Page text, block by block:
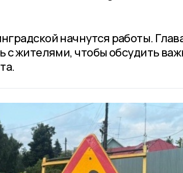
начнутся работы.
с жителями, чтобы обсудить